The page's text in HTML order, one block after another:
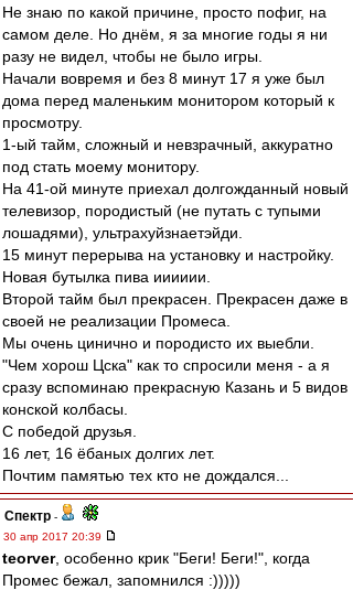
Не знаю по какой причине, просто пофиг, на
самом деле. Но днём, я за многие годы я ни
разу не видел, чтобы не было игры.
Начали вовремя и без 8 минут 17 я уже был
дома перед маленьким монитором который к
просмотру.
1-ый тайм, сложный и невзрачный, аккуратно
под стать моему монитору.
На 41-ой минуте приехал долгожданный новый
телевизор, породистый (не путать с тупыми
лошадями), ультрахуйзнаетэйди.
15 минут перерыва на установку и настройку.
Новая бутылка пива ииииии.
Второй тайм был прекрасен. Прекрасен даже в
своей не реализации Промеса.
Мы очень цинично и породисто их выебли.
"Чем хорош Цска" как то спросили меня - а я
сразу вспоминаю прекрасную Казань и 5 видов
конской колбасы.
С победой друзья.
16 лет, 16 ёбаных долгих лет.
Почтим памятью тех кто не дождался...
Спектр -
30 апр 2017 20:39
teorver, особенно крик "Беги! Беги!", когда
Промес бежал, запомнился :)))))